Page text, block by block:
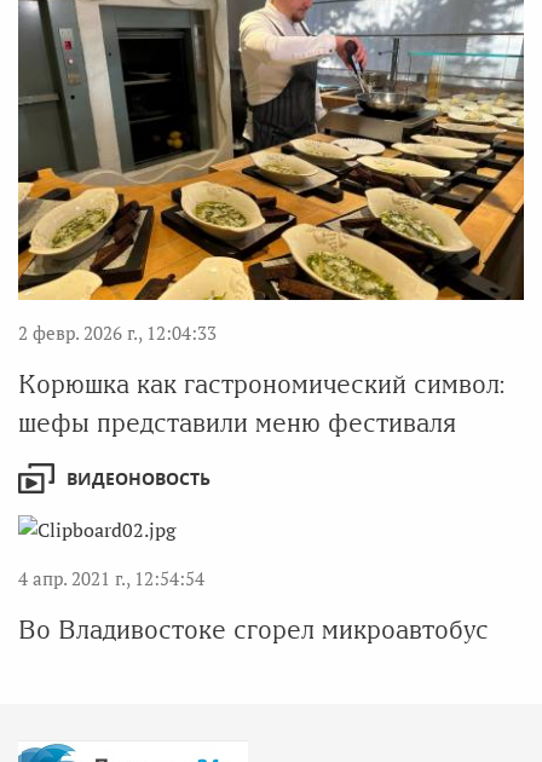
2 февр. 2026 г., 12:04:33
Корюшка как гастрономический символ:
шефы представили меню фестиваля
ВИДЕОНОВОСТЬ
4 апр. 2021 г., 12:54:54
Во Владивостоке сгорел микроавтобус